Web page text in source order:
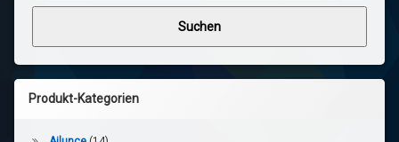
Suchen
Produkt-Kategorien